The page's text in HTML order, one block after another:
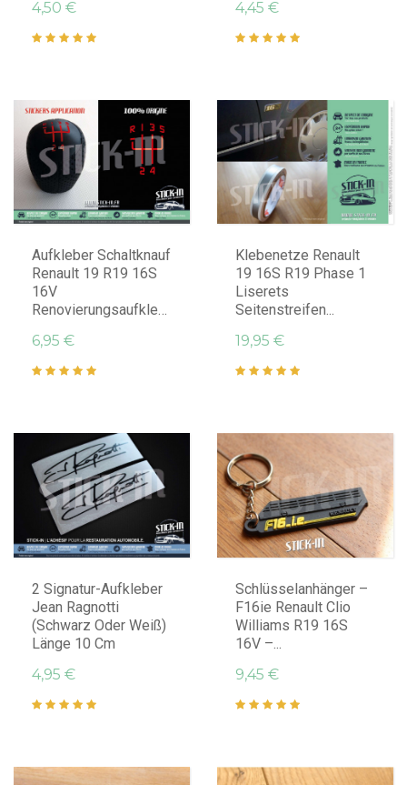
4,50 € 4,45 €
Aufkleber Schaltknauf
Renault 19 R19 16S
16V
Renovierungsaufkleber
6,95 €
Klebenetze Renault
19 16S R19 Phase 1
Liserets
Seitenstreifen...
19,95 €
2 Signatur-Aufkleber
Jean Ragnotti
(Schwarz Oder Weiß)
Länge 10 Cm
4,95 €
Schlüsselanhänger –
F16ie Renault Clio
Williams R19 16S
16V –...
9,45 €